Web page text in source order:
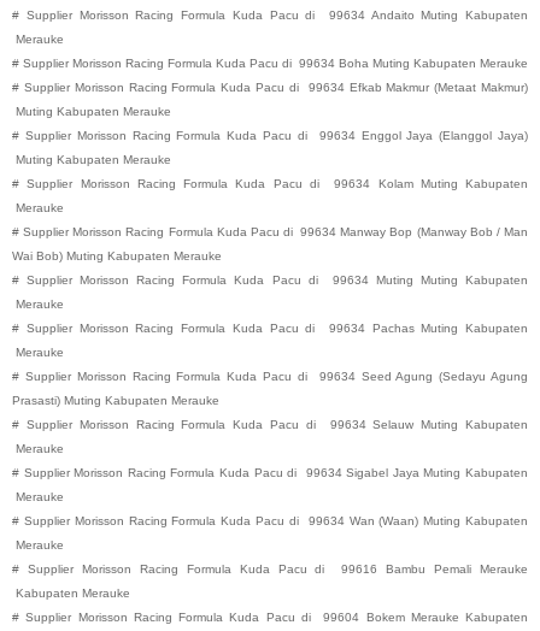
# Supplier Morisson Racing Formula Kuda Pacu di 99634 Andaito Muting
Kabupaten
Merauke
# Supplier Morisson Racing Formula Kuda Pacu di 99634 Boha Muting Kabupaten Merauke
# Supplier Morisson Racing Formula Kuda Pacu di 99634 Efkab Makmur (Metaat Makmur)
Muting Kabupaten Merauke
# Supplier Morisson Racing Formula Kuda Pacu di 99634 Enggol Jaya (Elanggol Jaya)
Muting Kabupaten Merauke
# Supplier Morisson Racing Formula Kuda Pacu di 99634 Kolam Muting
Kabupaten
Merauke
# Supplier Morisson Racing Formula Kuda Pacu di 99634 Manway Bop (Manway Bob / Man
Wai Bob) Muting Kabupaten Merauke
# Supplier Morisson Racing Formula Kuda Pacu di 99634 Muting Muting
Kabupaten
Merauke
# Supplier Morisson Racing Formula Kuda Pacu di 99634 Pachas Muting
Kabupaten
Merauke
# Supplier Morisson Racing Formula Kuda Pacu di 99634 Seed Agung (Sedayu Agung
Prasasti) Muting Kabupaten Merauke
# Supplier Morisson Racing Formula Kuda Pacu di 99634 Selauw Muting
Kabupaten
Merauke
# Supplier Morisson Racing Formula Kuda Pacu di 99634 Sigabel Jaya Muting Kabupaten
Merauke
# Supplier Morisson Racing Formula Kuda Pacu di 99634 Wan (Waan) Muting Kabupaten
Merauke
#
Supplier Morisson Racing Formula Kuda Pacu di 99616 Bambu Pemali
Merauke
Kabupaten Merauke
# Supplier Morisson Racing Formula Kuda Pacu di 99604 Bokem Merauke Kabupaten